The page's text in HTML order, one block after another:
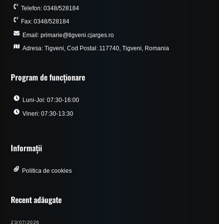
Telefon: 0348/528184
Fax: 0348/528184
Email: primarie@tigveni.cjarges.ro
Adresa: Tigveni, Cod Postal: 117740, Tigveni, Romania
Program de funcționare
Luni-Joi: 07:30-16:00
Vineri: 07:30-13:30
Informații
Politica de cookies
Recent adăugate
23/07/2026